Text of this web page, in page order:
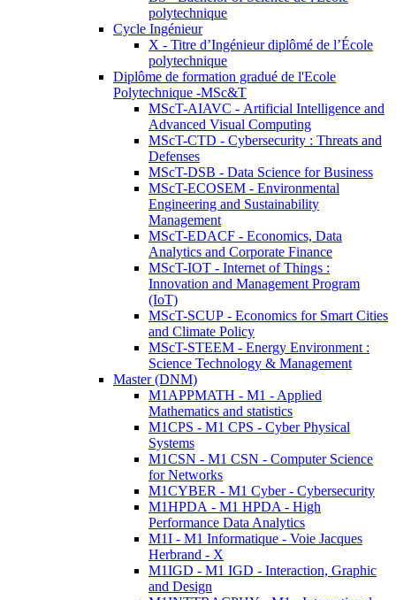
polytechnique
Cycle Ingénieur
X - Titre d’Ingénieur diplômé de l’École
polytechnique
Diplôme de formation gradué de l'Ecole
Polytechnique -MSc&T
MScT-AIAVC - Artificial Intelligence and
Advanced Visual Computing
MScT-CTD - Cybersecurity : Threats and
Defenses
MScT-DSB - Data Science for Business
MScT-ECOSEM - Environmental
Engineering and Sustainability
Management
MScT-EDACF - Economics, Data
Analytics and Corporate Finance
MScT-IOT - Internet of Things :
Innovation and Management Program
(IoT)
MScT-SCUP - Economics for Smart Cities
and Climate Policy
MScT-STEEM - Energy Environment :
Science Technology & Management
Master (DNM)
M1APPMATH - M1 - Applied
Mathematics and statistics
M1CPS - M1 CPS - Cyber Physical
Systems
M1CSN - M1 CSN - Computer Science
for Networks
M1CYBER - M1 Cyber - Cybersecurity
M1HPDA - M1 HPDA - High
Performance Data Analytics
M1I - M1 Informatique - Voie Jacques
Herbrand - X
M1IGD - M1 IGD - Interaction, Graphic
and Design